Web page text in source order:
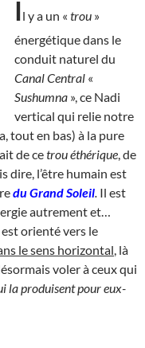
Il y a un « trou »
énergétique dans le
conduit naturel du
Canal Central «
Sushumna », ce Nadi
vertical qui relie notre
tout en bas) à la pure
de cetrou éthérique , de
dire, l’être humain est
duGrand Soleil Il est
autrement et…
est orienté vers le
le sens horizontal , là
voler à ceux qui
la produisent pour eux-